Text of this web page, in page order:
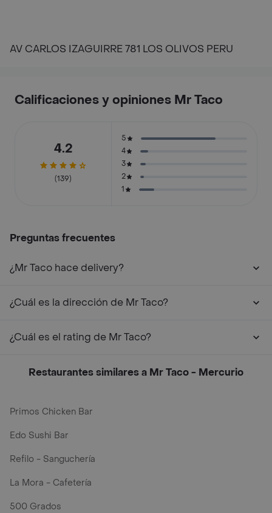
AV CARLOS IZAGUIRRE 781 LOS OLIVOS PERU
Calificaciones y opiniones Mr Taco
4.2
(139)
5
4
3
2
1
Preguntas frecuentes
¿Mr Taco hace delivery?
¿Cuál es la dirección de Mr Taco?
¿Cuál es el rating de Mr Taco?
Restaurantes similares a Mr Taco - Mercurio
Primos Chicken Bar
Edo Sushi Bar
Refilo - Sanguchería
La Mora - Cafetería
500 Grados